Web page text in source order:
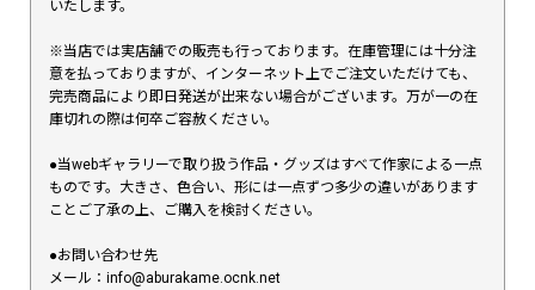
いたします。
※当店では実店舗での販売も行っております。在庫管理には十分注
意を払っておりますが、インターネット上でご注文いただけても、
完売商品により即日発送が出来ない場合がございます。万が一の在
庫切れの際は何卒ご容赦ください。
●当webギャラリーで取り扱う作品・グッズはすべて作家による一点
ものです。大きさ、色合い、形には一点ずつ多少の違いがあります
ことご了承の上、ご購入を検討ください。
●お問い合わせ先
メール：info@aburakame.ocnk.net